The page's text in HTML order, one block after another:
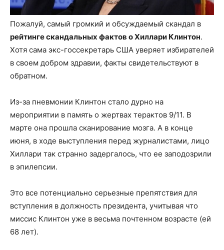
Пожалуй, самый громкий и обсуждаемый скандал в
рейтинге скандальных фактов о Хиллари Клинтон.
Хотя сама экс-госсекретарь США уверяет избирателей
в своем добром здравии, факты свидетельствуют в
обратном.
Из-за пневмонии Клинтон стало дурно на
мероприятии в память о жертвах терактов 9/11. В
марте она прошла сканирование мозга. А в конце
июня, в ходе выступления перед журналистами, лицо
Хиллари так странно задергалось, что ее заподозрили
в эпилепсии.
Это все потенциально серьезные препятствия для
вступления в должность президента, учитывая что
миссис Клинтон уже в весьма почтенном возрасте (ей
68 лет).